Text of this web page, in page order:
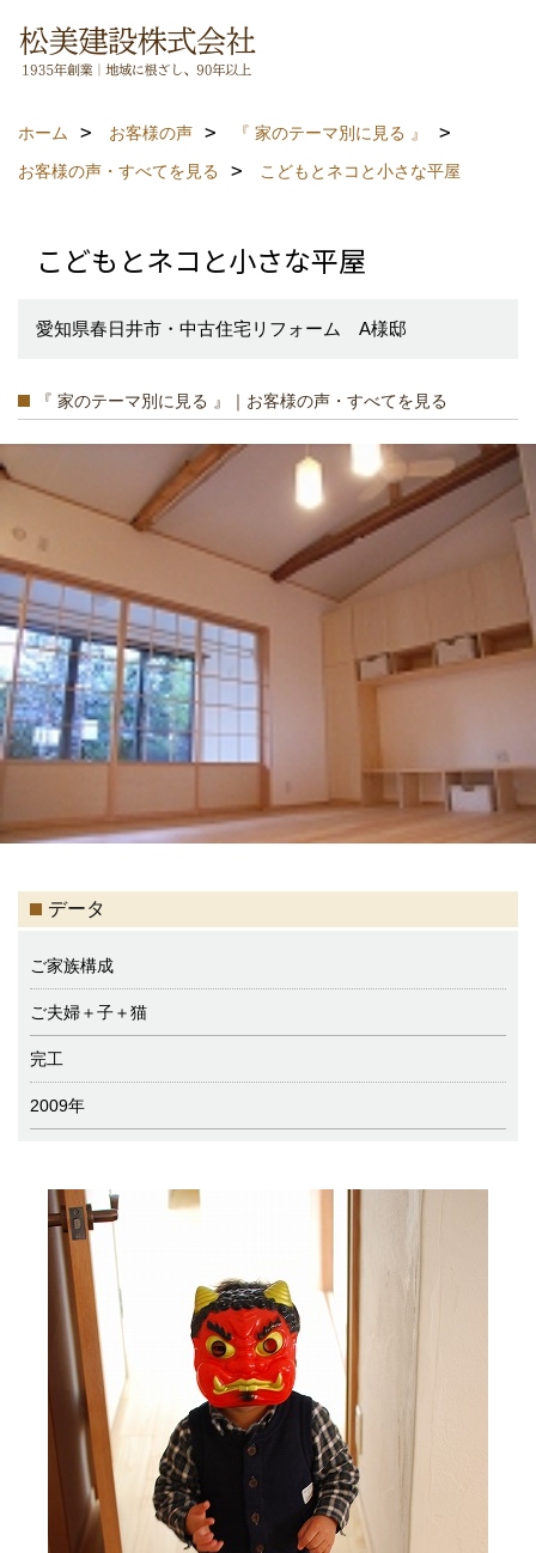
ホーム お客様の声
『 家のテーマ別に見る 』
お客様の声・すべてを見る
こどもとネコと小さな平屋
こどもとネコと小さな平屋
愛知県春日井市・中古住宅リフォーム A様邸
『 家のテーマ別に見る 』｜お客様の声・すべてを見る
データ
ご家族構成
ご夫婦＋子＋猫
完工
2009年